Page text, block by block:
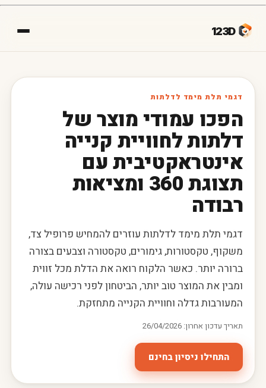
123D
דגמי תלת מימד לדלתות
הפכו עמודי מוצר של
דלתות לחוויית קנייה
אינטראקטיבית עם
תצוגת 360 ומציאות
רבודה
דגמי תלת מימד לדלתות עוזרים להמחיש פרופיל צד,
משקוף, טקסטורות, גימורים, טקסטורה וצבעים בצורה
ברורה יותר. כאשר הלקוח רואה את הדלת מכל זווית
ומבין את המוצר טוב יותר, הביטחון לפני רכישה עולה,
המעורבות גדלה וחוויית הקנייה מתחזקת.
תאריך עדכון אחרון: 26/04/2026
התחילו ניסיון בחינם